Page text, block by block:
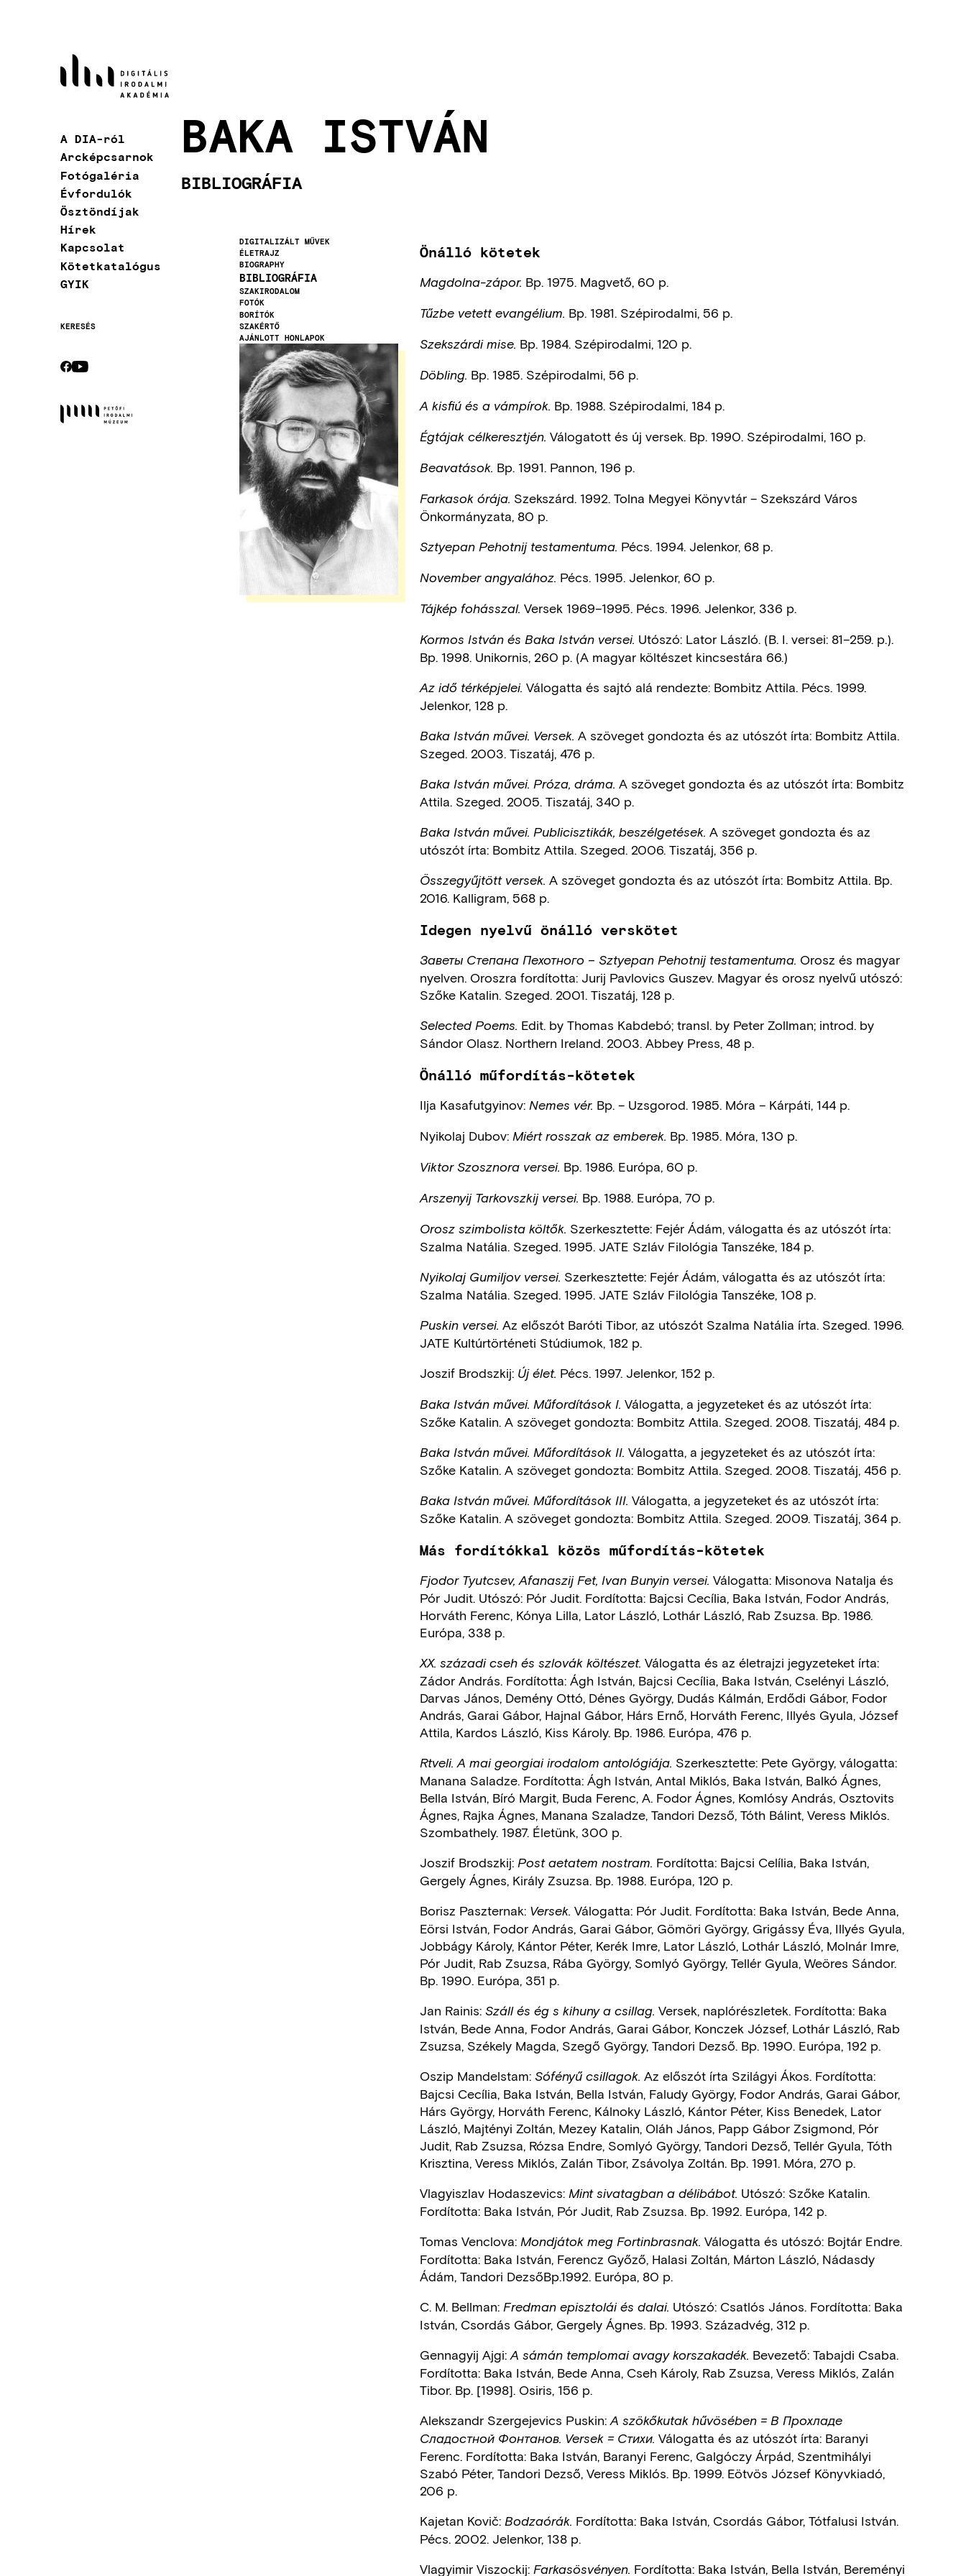
Fő
navigáció
A DIA-ról
Arcképcsarnok
Fotógaléria
Évfordulók
Ösztöndíjak
Hírek
Kapcsolat
Kötetkatalógus
GYIK
navigation
KERESÉS
Kép
DIGITALIZÁLT MŰVEK
ÉLETRAJZ
BIOGRAPHY
BIBLIOGRÁFIA
SZAKIRODALOM
FOTÓK
BORÍTÓK
SZAKÉRTŐ
AJÁNLOTT HONLAPOK
BAKA ISTVÁN
BIBLIOGRÁFIA
Önálló kötetek
Magdolna-zápor. Bp. 1975. Magvető, 60 p.
Tűzbe vetett evangélium. Bp. 1981. Szépirodalmi, 56 p.
Szekszárdi mise. Bp. 1984. Szépirodalmi, 120 p.
Döbling. Bp. 1985. Szépirodalmi, 56 p.
A kisfiú és a vámpírok. Bp. 1988. Szépirodalmi, 184 p.
Égtájak célkeresztjén. Válogatott és új versek. Bp. 1990. Szépirodalmi, 160 p.
Beavatások. Bp. 1991. Pannon, 196 p.
Farkasok órája. Szekszárd. 1992. Tolna Megyei Könyvtár – Szekszárd Város
Önkormányzata, 80 p.
Sztyepan Pehotnij testamentuma. Pécs. 1994. Jelenkor, 68 p.
November angyalához. Pécs. 1995. Jelenkor, 60 p.
Tájkép fohásszal. Versek 1969–1995. Pécs. 1996. Jelenkor, 336 p.
Kormos István és Baka István versei. Utószó: Lator László. (B. I. versei: 81–259. p.).
Bp. 1998. Unikornis, 260 p. (A magyar költészet kincsestára 66.)
Az idő térképjelei. Válogatta és sajtó alá rendezte: Bombitz Attila. Pécs. 1999.
Jelenkor, 128 p.
Baka István művei. Versek. A szöveget gondozta és az utószót írta: Bombitz Attila.
Szeged. 2003. Tiszatáj, 476 p.
Baka István művei. Próza, dráma. A szöveget gondozta és az utószót írta: Bombitz
Attila. Szeged. 2005. Tiszatáj, 340 p.
Baka István művei. Publicisztikák, beszélgetések. A szöveget gondozta és az
utószót írta: Bombitz Attila. Szeged. 2006. Tiszatáj, 356 p.
Összegyűjtött versek. A szöveget gondozta és az utószót írta: Bombitz Attila. Bp.
2016. Kalligram, 568 p.
Idegen nyelvű önálló verskötet
Заветы Степана Пехотного – Sztyepan Pehotnij testamentuma. Orosz és magyar
nyelven. Oroszra fordította: Jurij Pavlovics Guszev. Magyar és orosz nyelvű utószó:
Szőke Katalin. Szeged. 2001. Tiszatáj, 128 p.
Selected Poems. Edit. by Thomas Kabdebó; transl. by Peter Zollman; introd. by
Sándor Olasz. Northern Ireland. 2003. Abbey Press, 48 p.
Önálló műfordítás-kötetek
Ilja Kasafutgyinov: Nemes vér. Bp. – Uzsgorod. 1985. Móra – Kárpáti, 144 p.
Nyikolaj Dubov: Miért rosszak az emberek. Bp. 1985. Móra, 130 p.
Viktor Szosznora versei. Bp. 1986. Európa, 60 p.
Arszenyij Tarkovszkij versei. Bp. 1988. Európa, 70 p.
Orosz szimbolista költők. Szerkesztette: Fejér Ádám, válogatta és az utószót írta:
Szalma Natália. Szeged. 1995. JATE Szláv Filológia Tanszéke, 184 p.
Nyikolaj Gumiljov versei. Szerkesztette: Fejér Ádám, válogatta és az utószót írta:
Szalma Natália. Szeged. 1995. JATE Szláv Filológia Tanszéke, 108 p.
Puskin versei. Az előszót Baróti Tibor, az utószót Szalma Natália írta. Szeged. 1996.
JATE Kultúrtörténeti Stúdiumok, 182 p.
Joszif Brodszkij: Új élet. Pécs. 1997. Jelenkor, 152 p.
Baka István művei. Műfordítások I. Válogatta, a jegyzeteket és az utószót írta:
Szőke Katalin. A szöveget gondozta: Bombitz Attila. Szeged. 2008. Tiszatáj, 484 p.
Baka István művei. Műfordítások II. Válogatta, a jegyzeteket és az utószót írta:
Szőke Katalin. A szöveget gondozta: Bombitz Attila. Szeged. 2008. Tiszatáj, 456 p.
Baka István művei. Műfordítások III. Válogatta, a jegyzeteket és az utószót írta:
Szőke Katalin. A szöveget gondozta: Bombitz Attila. Szeged. 2009. Tiszatáj, 364 p.
Más fordítókkal közös műfordítás-kötetek
Fjodor Tyutcsev, Afanaszij Fet, Ivan Bunyin versei. Válogatta: Misonova Natalja és
Pór Judit. Utószó: Pór Judit. Fordította: Bajcsi Cecília, Baka István, Fodor András,
Horváth Ferenc, Kónya Lilla, Lator László, Lothár László, Rab Zsuzsa. Bp. 1986.
Európa, 338 p.
XX. századi cseh és szlovák költészet. Válogatta és az életrajzi jegyzeteket írta:
Zádor András. Fordította: Ágh István, Bajcsi Cecília, Baka István, Cselényi László,
Darvas János, Demény Ottó, Dénes György, Dudás Kálmán, Erdődi Gábor, Fodor
András, Garai Gábor, Hajnal Gábor, Hárs Ernő, Horváth Ferenc, Illyés Gyula, József
Attila, Kardos László, Kiss Károly. Bp. 1986. Európa, 476 p.
Rtveli. A mai georgiai irodalom antológiája. Szerkesztette: Pete György, válogatta:
Manana Saladze. Fordította: Ágh István, Antal Miklós, Baka István, Balkó Ágnes,
Bella István, Bíró Margit, Buda Ferenc, A. Fodor Ágnes, Komlósy András, Osztovits
Ágnes, Rajka Ágnes, Manana Szaladze, Tandori Dezső, Tóth Bálint, Veress Miklós.
Szombathely. 1987. Életünk, 300 p.
Joszif Brodszkij: Post aetatem nostram. Fordította: Bajcsi Celília, Baka István,
Gergely Ágnes, Király Zsuzsa. Bp. 1988. Európa, 120 p.
Borisz Paszternak: Versek. Válogatta: Pór Judit. Fordította: Baka István, Bede Anna,
Eörsi István, Fodor András, Garai Gábor, Gömöri György, Grigássy Éva, Illyés Gyula,
Jobbágy Károly, Kántor Péter, Kerék Imre, Lator László, Lothár László, Molnár Imre,
Pór Judit, Rab Zsuzsa, Rába György, Somlyó György, Tellér Gyula, Weöres Sándor.
Bp. 1990. Európa, 351 p.
Jan Rainis:Száll és ég s kihuny a csillag. Versek, naplórészletek. Fordította: Baka
István, Bede Anna, Fodor András, Garai Gábor, Konczek József, Lothár László, Rab
Zsuzsa, Székely Magda, Szegő György, Tandori Dezső. Bp. 1990. Európa, 192 p.
Oszip Mandelstam:Sófényű csillagok. Az előszót írta Szilágyi Ákos. Fordította:
Bajcsi Cecília, Baka István, Bella István, Faludy György, Fodor András, Garai Gábor,
Hárs György, Horváth Ferenc, Kálnoky László, Kántor Péter, Kiss Benedek, Lator
László, Majtényi Zoltán, Mezey Katalin, Oláh János, Papp Gábor Zsigmond, Pór
Judit, Rab Zsuzsa, Rózsa Endre, Somlyó György, Tandori Dezső, Tellér Gyula, Tóth
Krisztina, Veress Miklós, Zalán Tibor, Zsávolya Zoltán. Bp. 1991. Móra, 270 p.
Vlagyiszlav Hodaszevics: Mint sivatagban a délibábot. Utószó: Szőke Katalin.
Fordította: Baka István, Pór Judit, Rab Zsuzsa. Bp. 1992. Európa, 142 p.
Tomas Venclova: Mondjátok meg Fortinbrasnak. Válogatta és utószó: Bojtár Endre.
Fordította: Baka István, Ferencz Győző, Halasi Zoltán, Márton László, Nádasdy
Ádám, Tandori DezsőBp.1992. Európa, 80 p.
C. M. Bellman: Fredman episztolái és dalai. Utószó: Csatlós János. Fordította: Baka
István, Csordás Gábor, Gergely Ágnes. Bp. 1993. Századvég, 312 p.
Gennagyij Ajgi:A sámán templomai avagy korszakadék. Bevezető: Tabajdi Csaba.
Fordította: Baka István, Bede Anna, Cseh Károly, Rab Zsuzsa, Veress Miklós, Zalán
Tibor. Bp. [1998]. Osiris, 156 p.
Alekszandr Szergejevics Puskin:A szökőkutak hűvösében = В Прохладе
Сладостной Фонтанов. Versek = Стихи. Válogatta és az utószót írta: Baranyi
Ferenc. Fordította: Baka István, Baranyi Ferenc, Galgóczy Árpád, Szentmihályi
Szabó Péter, Tandori Dezső, Veress Miklós. Bp. 1999. Eötvös József Könyvkiadó,
206 p.
Kajetan Kovič: Bodzaórák. Fordította: Baka István, Csordás Gábor, Tótfalusi István.
Pécs. 2002. Jelenkor, 138 p.
Vlagyimir Viszockij: Farkasösvényen. Fordította: Baka István, Bella István, Bereményi